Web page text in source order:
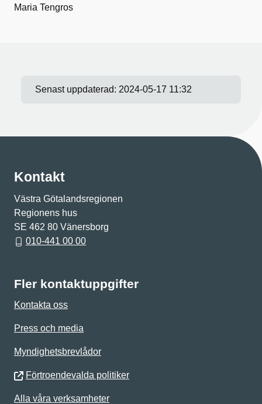
Maria Tengros
Senast uppdaterad: 2024-05-17 11:32
Kontakt
Västra Götalandsregionen
Regionens hus
SE 462 80 Vänersborg
010-441 00 00
Fler kontaktuppgifter
Kontakta oss
Press och media
Myndighetsbrevlådor
Förtroendevalda politiker
Alla våra verksamheter